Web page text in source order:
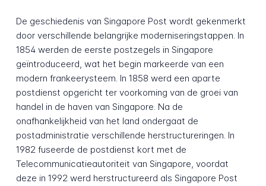
De geschiedenis van Singapore Post wordt gekenmerkt
door verschillende belangrijke moderniseringstappen. In
1854 werden de eerste postzegels in Singapore
geïntroduceerd, wat het begin markeerde van een
modern frankeerysteem. In 1858 werd een aparte
postdienst opgericht ter voorkoming van de groei van
handel in de haven van Singapore. Na de
onafhankelijkheid van het land ondergaat de
postadministratie verschillende herstructureringen. In
1982 fuseerde de postdienst kort met de
Telecommunicatieautoriteit van Singapore, voordat
deze in 1992 werd herstructureerd als Singapore Post